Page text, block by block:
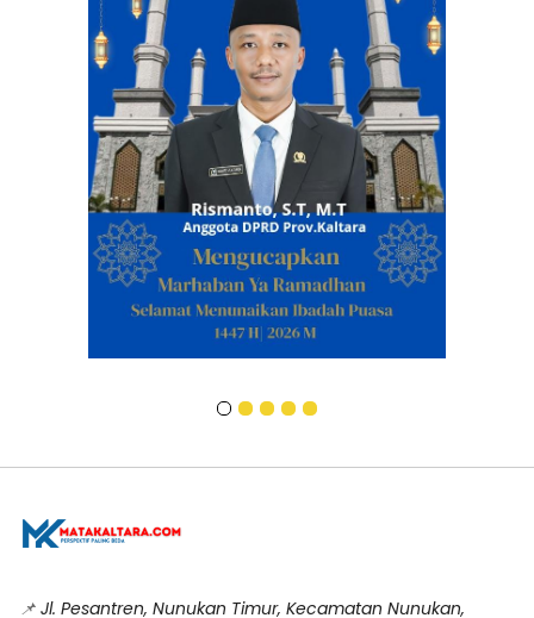
📌 Jl. Pesantren, Nunukan Timur, Kecamatan Nunukan,